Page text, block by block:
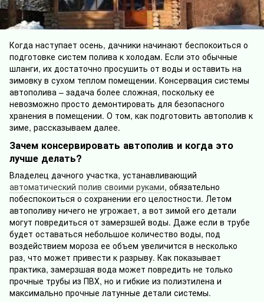
Когда наступает осень, дачники начинают беспокоиться о
подготовке систем полива к холодам. Если это обычные
шланги, их достаточно просушить от воды и оставить на
зимовку в сухом теплом помещении. Консервация системы
автополива – задача более сложная, поскольку ее
невозможно просто демонтировать для безопасного
хранения в помещении. О том, как подготовить автополив к
зиме, рассказываем далее.
Зачем консервировать автополив и когда это
лучше делать?
Владелец дачного участка, устанавливающий
автоматический полив своими руками, обязательно
побеспокоиться о сохранении его целостности. Летом
автополиву ничего не угрожает, а вот зимой его детали
могут повредиться от замерзшей воды. Даже если в трубе
будет оставаться небольшое количество воды, под
воздействием мороза ее объем увеличится в несколько
раз, что может привести к разрыву. Как показывает
практика, замерзшая вода может повредить не только
прочные трубы из ПВХ, но и гибкие из полиэтилена и
максимально прочные латунные детали системы.